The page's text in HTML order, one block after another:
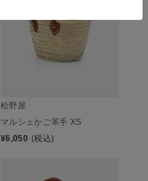
松野屋
マルシェかご革手 XS
¥6,050 (税込)